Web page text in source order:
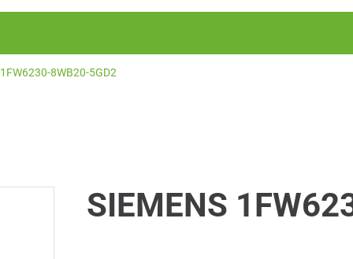
1FW6230-8WB20-5GD2
SIEMENS